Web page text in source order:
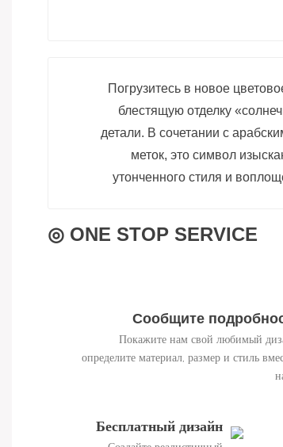
Погрузитесь в новое
блестящую отделку
детали. В сочетании с
меток, это символ
утонченного стиля и
◎ ONE STOP SERVICE
Сообщите
Покажите нам свой любимый
определите материал, размер и стиль
Бесплатный дизайн